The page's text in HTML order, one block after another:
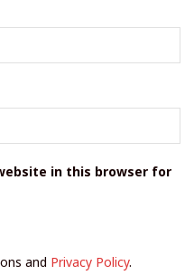
in this browser for
and Privacy Policy.